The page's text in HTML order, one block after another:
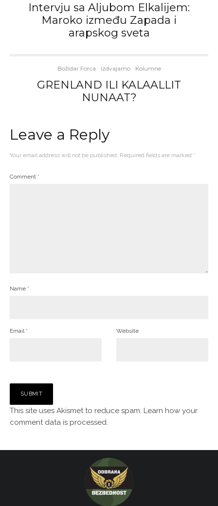
Intervju sa Aljubom Elkalijem:
Maroko između Zapada i
arapskog sveta
Božidar Forca Izdvajamo Kolumne
GRENLAND ILI KALAALLIT
NUNAAT?
Leave a Reply
Your email address will not be published. Required fields are marked *
Comment *
Name *
Email * Website
This site uses Akismet to reduce spam. Learn how your
comment data is processed.